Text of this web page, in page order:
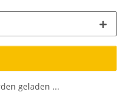
geladen ...